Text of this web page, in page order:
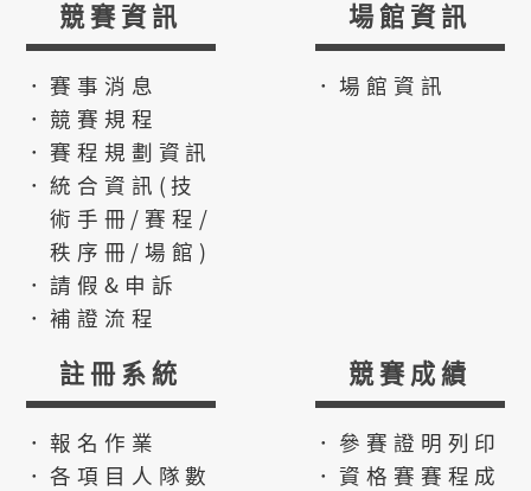
競賽資訊
．賽事消息
．競賽規程
．賽程規劃資訊
．統合資訊(技
術手冊/賽程/
秩序冊/場館)
．請假&申訴
．補證流程
場館資訊
．場館資訊
註冊系統
．報名作業
．各項目人隊數
競賽成績
．參賽證明列印
．資格賽賽程成